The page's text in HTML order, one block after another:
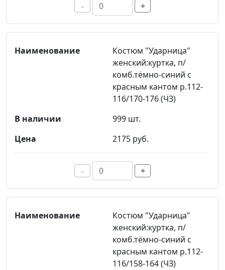
- +
Костюм "Ударница"
женский:куртка, п/
комб.тёмно-синий с
красным кантом р.112-
116/170-176 (ЧЗ)
999 шт.
2175 руб.
- +
Костюм "Ударница"
женский:куртка, п/
комб.тёмно-синий с
красным кантом р.112-
116/158-164 (ЧЗ)